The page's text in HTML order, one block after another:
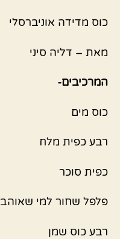
כוס מדידה אוניברסלי
מאת – דליה סיני
המרכיבים-
כוס מים
רבע כפית מלח
כפית סוכר
פלפל שחור למי שאוהב
רבע כוס שמן